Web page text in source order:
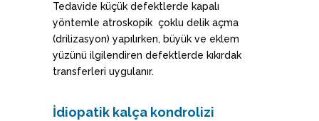
Tedavide küçük defektlerde kapalı
yöntemle atroskopik çoklu delik açma
(drilizasyon) yapılırken, büyük ve eklem
yüzünü ilgilendiren defektlerde kıkırdak
transferleri uygulanır.
İdiopatik kalça kondrolizi